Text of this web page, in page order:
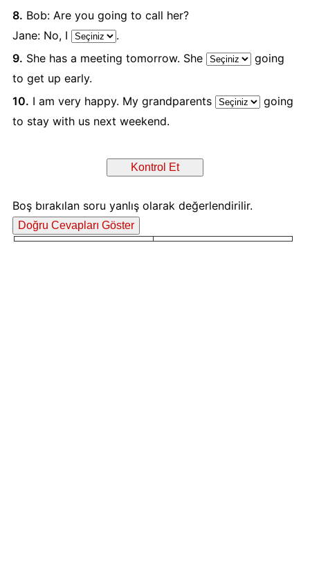
8. Bob: Are you going to call her?
Jane: No, I
.
9. She has a meeting tomorrow. She
going
to get up early.
10. I am very happy. My grandparents
going
to stay with us next weekend.
Boş bırakılan soru yanlış olarak değerlendirilir.